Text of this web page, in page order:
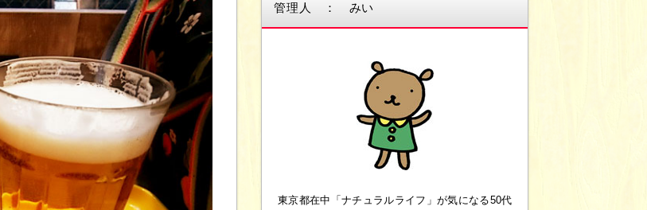
管理人 ： みい
東京都在中「ナチュラルライフ」が気になる50代